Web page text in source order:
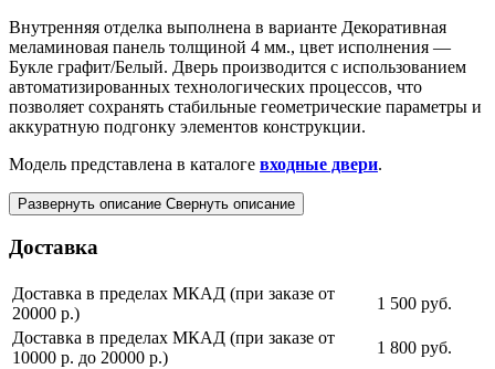
Внутренняя отделка выполнена в варианте Декоративная
меламиновая панель толщиной 4 мм., цвет исполнения —
Букле графит/Белый. Дверь производится с использованием
автоматизированных технологических процессов, что
позволяет сохранять стабильные геометрические параметры и
аккуратную подгонку элементов конструкции.
Модель представлена в каталоге входные двери.
Развернуть описание Свернуть описание
Доставка
Доставка в пределах МКАД (при заказе от
20000 р.)
1 500 руб.
Доставка в пределах МКАД (при заказе от
10000 р. до 20000 р.)
1 800 руб.